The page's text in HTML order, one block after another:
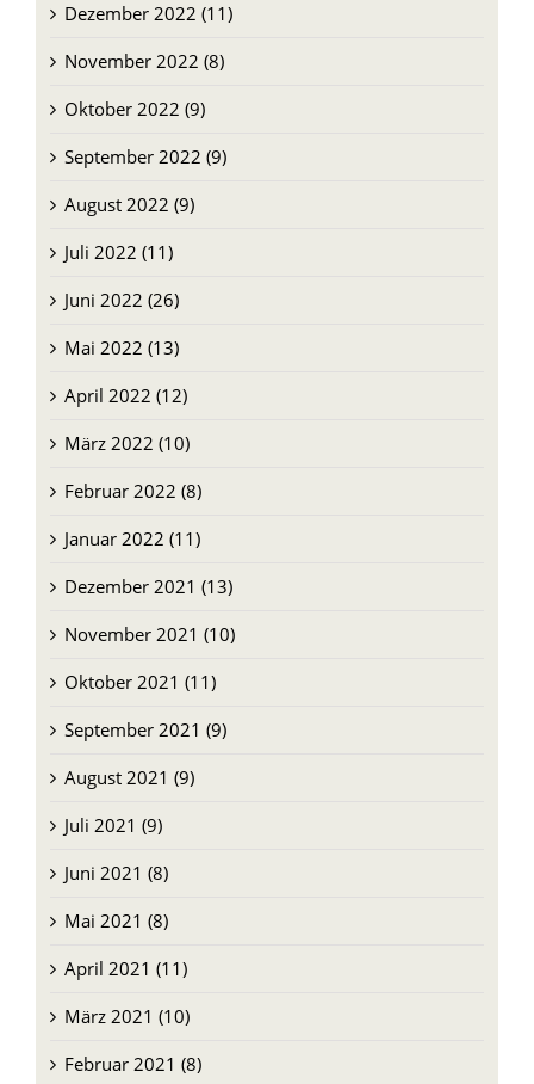
Dezember 2022 (11)
November 2022 (8)
Oktober 2022 (9)
September 2022 (9)
August 2022 (9)
Juli 2022 (11)
Juni 2022 (26)
Mai 2022 (13)
April 2022 (12)
März 2022 (10)
Februar 2022 (8)
Januar 2022 (11)
Dezember 2021 (13)
November 2021 (10)
Oktober 2021 (11)
September 2021 (9)
August 2021 (9)
Juli 2021 (9)
Juni 2021 (8)
Mai 2021 (8)
April 2021 (11)
März 2021 (10)
Februar 2021 (8)